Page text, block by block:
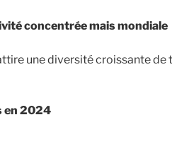
concentrée mais mondiale
une diversité croissante de
en 2024